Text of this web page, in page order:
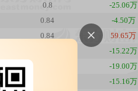
0.8 -25.06万
0.84 -4.50万
0.84 59.65万
-15.22万
-19.00万
-15.16万